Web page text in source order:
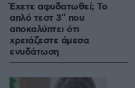
Έχετε αφυδατωθεί; Το
απλό τεστ 3″ που
αποκαλύπτει ότι
χρειάζεστε άμεσα
ενυδάτωση